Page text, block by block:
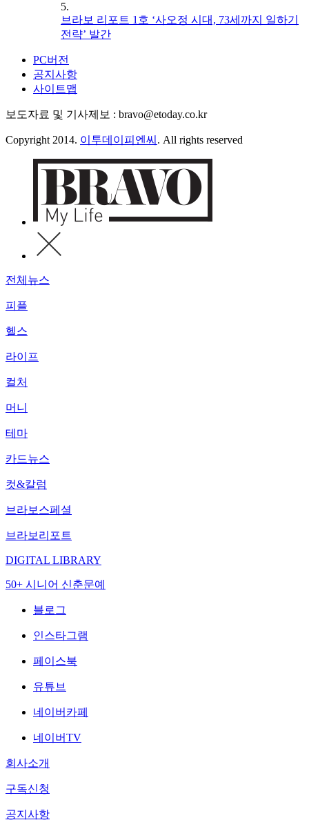
5.
브라보 리포트 1호 ‘사오정 시대, 73세까지 일하기
전략’ 발간
PC버전
공지사항
사이트맵
보도자료 및 기사제보 : bravo@etoday.co.kr
Copyright 2014. 이투데이피엔씨 . All rights reserved
전체뉴스
피플
헬스
라이프
컬처
머니
테마
카드뉴스
컷&칼럼
브라보스페셜
브라보리포트
DIGITAL LIBRARY
50+ 시니어 신춘문예
블로그
인스타그램
페이스북
유튜브
네이버카페
네이버TV
회사소개
구독신청
공지사항